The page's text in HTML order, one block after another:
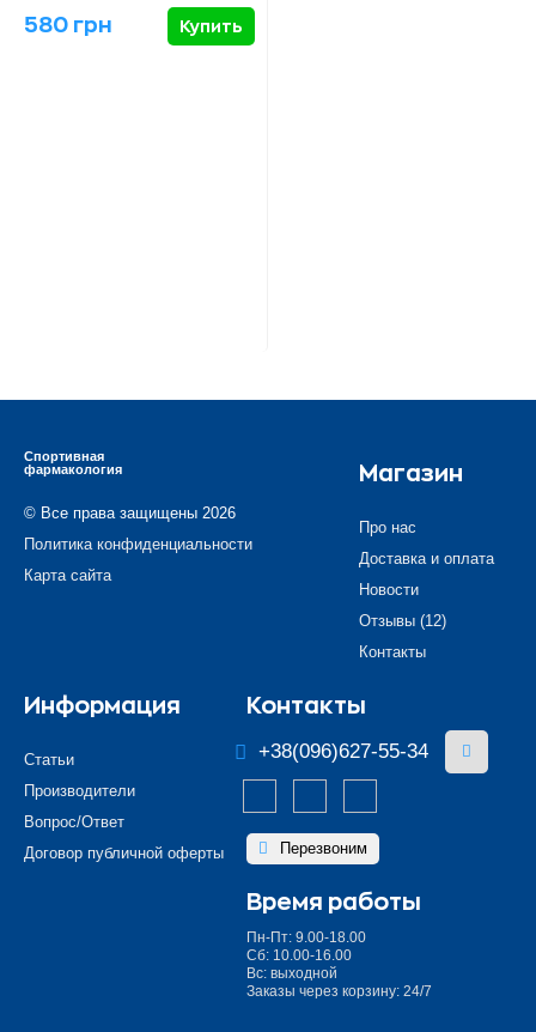
580 грн Купить
Спортивная
фармакология
© Все права защищены 2026
Политика конфиденциальности
Карта сайта
Магазин
Про нас
Доставка и оплата
Новости
Отзывы (12)
Контакты
Информация
Статьи
Производители
Вопрос/Ответ
Договор публичной оферты
Контакты
+38(096)627-55-34
Перезвоним
Время работы
Пн-Пт: 9.00-18.00
Сб: 10.00-16.00
Вс: выходной
Заказы через корзину: 24/7